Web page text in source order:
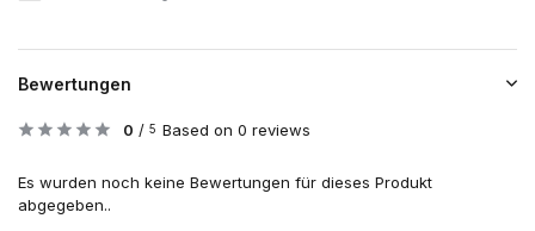
Bewertungen
0 / 5 Based on 0 reviews
Es wurden noch keine Bewertungen für dieses Produkt
abgegeben..